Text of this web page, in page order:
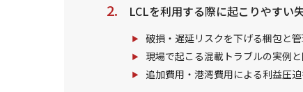
LCLを利用する際に起こりやすい
破損・遅延リスクを下げる梱包と
現場で起こる混載トラブルの実例
追加費用・港湾費用による利益圧